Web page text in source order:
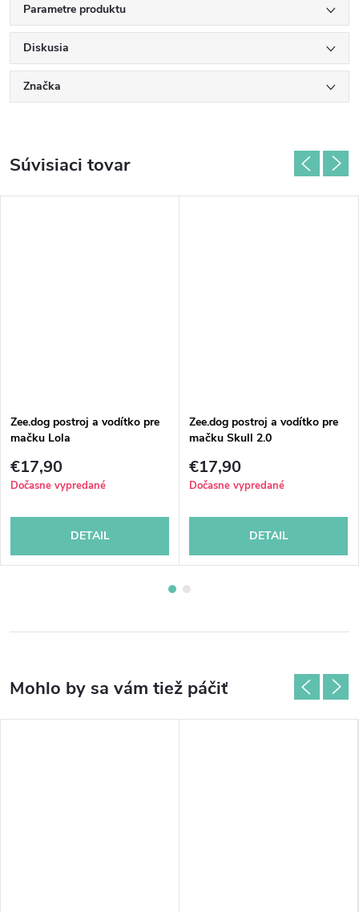
Parametre produktu
Diskusia
Značka
Súvisiaci tovar
Zee.dog postroj a vodítko pre
mačku Lola
€17,90
Dočasne vypredané
DETAIL
Zee.dog postroj a vodítko pre
mačku Skull 2.0
€17,90
Dočasne vypredané
DETAIL